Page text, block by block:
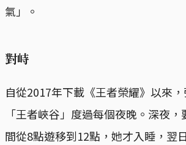
氣」。
對峙
自從2017年下載《王者榮耀》以來
「王者峽谷」度過每個夜晚。深夜
間從8點遊移到12點，她才入睡，翌